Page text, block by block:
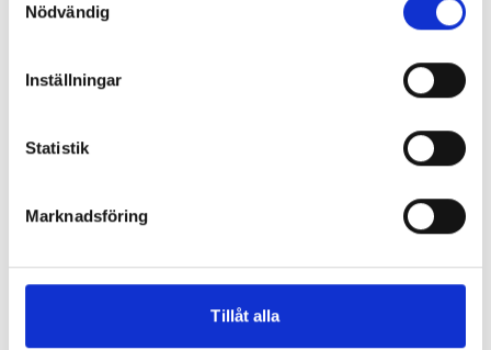
Nödvändig
Inställningar
Statistik
Marknadsföring
Tillåt alla
Torktumlare (installerad av
Torktumlare (köpt av